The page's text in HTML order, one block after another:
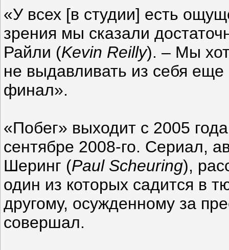
«У всех [в студии] есть
зрения мы сказали
Райли (Kevin Reilly). – Мы
не выдавливать из себя
финал».
«Побег» выходит с 2005
сентябре 2008-го. Сериал,
Шеринг (Paul Scheuring),
один из которых садится в
другому, осужденному за
совершал.